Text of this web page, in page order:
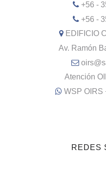
+56 -
+56 -
EDIFICIO
Av. Ramón
Atención
WSP OIRS
REDES